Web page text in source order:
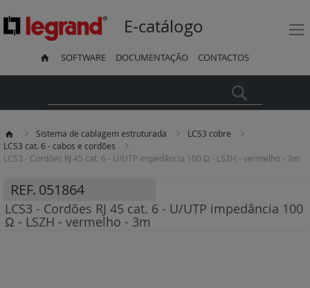
E-catálogo
SOFTWARE DOCUMENTAÇÃO CONTACTOS
Sistema de cablagem estruturada
LCS3 cobre
LCS3 cat. 6 - cabos e cordões
LCS3 - Cordões RJ 45 cat. 6 - U/UTP impedância 100 Ω - LSZH - vermelho - 3m
REF. 051864
LCS3 - Cordões RJ 45 cat. 6 - U/UTP impedância 100
Ω - LSZH - vermelho - 3m